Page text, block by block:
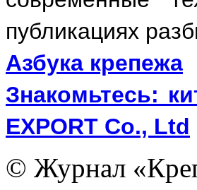
публикациях
Азбука крепежа
Знакомьтесь:
EXPORT Co., Ltd
© Журнал